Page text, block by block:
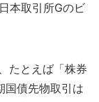
本取引所Gのビ
たとえば「株券
債先物取引は